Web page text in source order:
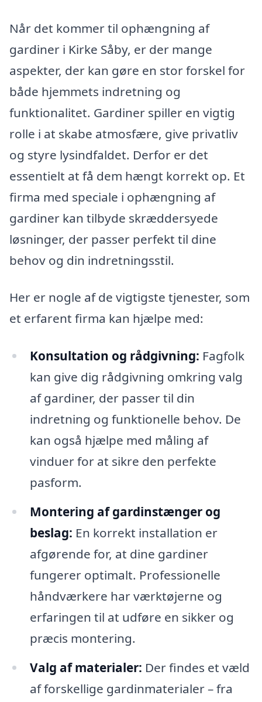
Når det kommer til ophængning af
gardiner i Kirke Såby, er der mange
aspekter, der kan gøre en stor forskel for
både hjemmets indretning og
funktionalitet. Gardiner spiller en vigtig
rolle i at skabe atmosfære, give privatliv
og styre lysindfaldet. Derfor er det
essentielt at få dem hængt korrekt op. Et
firma med speciale i ophængning af
gardiner kan tilbyde skræddersyede
løsninger, der passer perfekt til dine
behov og din indretningsstil.
Her er nogle af de vigtigste tjenester, som
et erfarent firma kan hjælpe med:
Konsultation og rådgivning: Fagfolk
kan give dig rådgivning omkring valg
af gardiner, der passer til din
indretning og funktionelle behov. De
kan også hjælpe med måling af
vinduer for at sikre den perfekte
pasform.
Montering af gardinstænger og
beslag: En korrekt installation er
afgørende for, at dine gardiner
fungerer optimalt. Professionelle
håndværkere har værktøjerne og
erfaringen til at udføre en sikker og
præcis montering.
Valg af materialer: Der findes et væld
af forskellige gardinmaterialer – fra